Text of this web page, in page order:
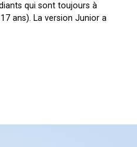
qui sont toujours à
ans). La version Junior a